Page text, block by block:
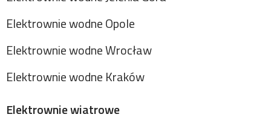
Elektrownie wodne Opole
Elektrownie wodne Wrocław
Elektrownie wodne Kraków
Elektrownie wiatrowe